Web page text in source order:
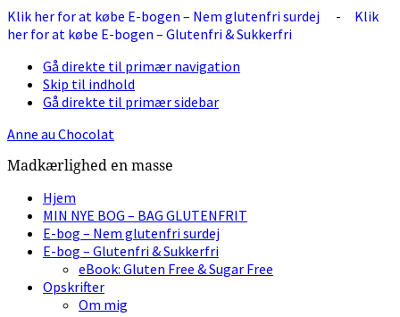
Klik her for at købe E-bogen – Nem glutenfri surdej - Klik
her for at købe E-bogen – Glutenfri & Sukkerfri
Gå direkte til primær navigation
Skip til indhold
Gå direkte til primær sidebar
Anne au Chocolat
Madkærlighed en masse
Hjem
MIN NYE BOG – BAG GLUTENFRIT
E-bog – Nem glutenfri surdej
E-bog – Glutenfri & Sukkerfri
eBook: Gluten Free & Sugar Free
Opskrifter
Om mig